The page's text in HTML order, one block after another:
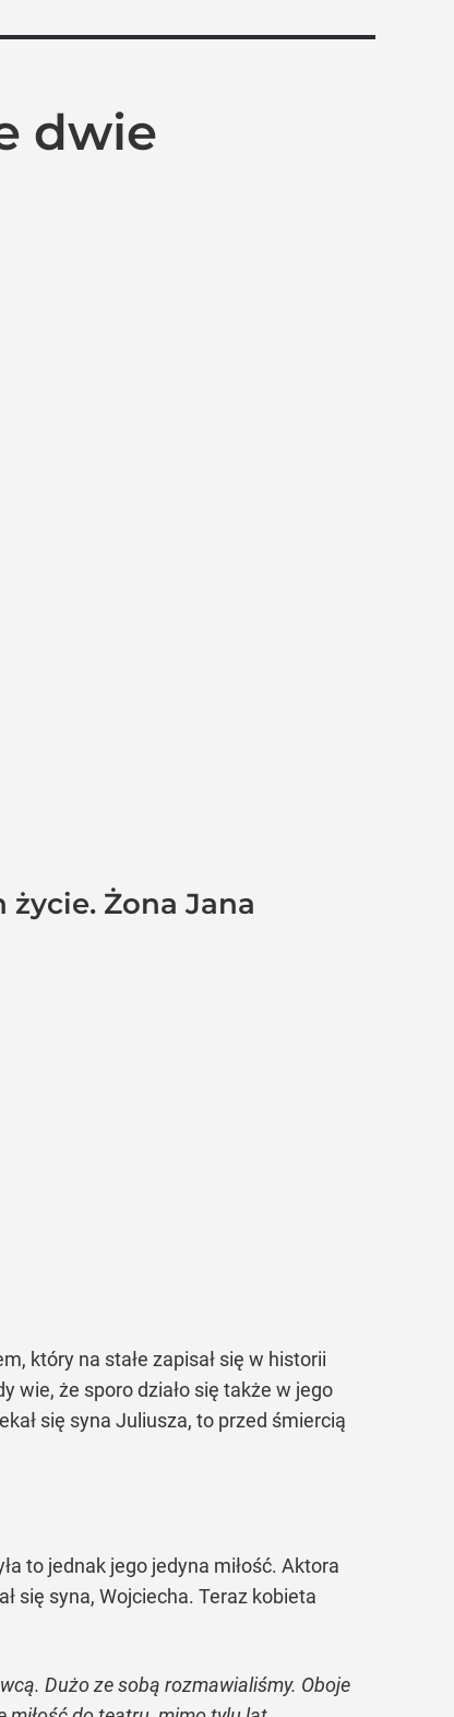
dwie
Żona Jana
który na stałe zapisał się w historii
wie, że sporo działo się także w jego
się syna Juliusza, to przed śmiercią
to jednak jego jedyna miłość. Aktora
się syna, Wojciecha. Teraz kobieta
Dużo ze sobą rozmawialiśmy. Oboje